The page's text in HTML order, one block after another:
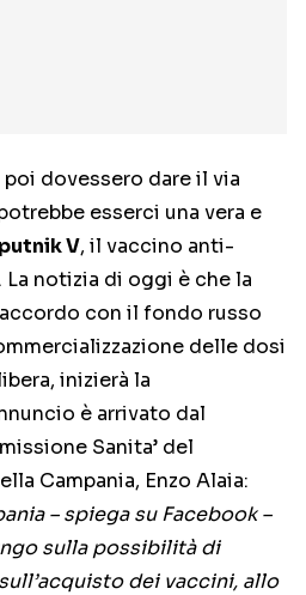
poi dovessero dare il via
esserci una vera e
V, il vaccino anti-
La notizia di oggi è che la
con il fondo russo
delle dosi
inizierà la
è arrivato dal
Sanita’ del
Campania, Enzo Alaia:
– spiega su Facebook –
sulla possibilità di
dei vaccini, allo